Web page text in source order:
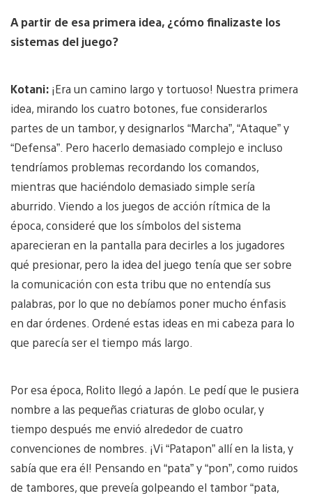
A partir de esa primera idea, ¿cómo finalizaste los
sistemas del juego?
Kotani: ¡Era un camino largo y tortuoso! Nuestra primera
idea, mirando los cuatro botones, fue considerarlos
partes de un tambor, y designarlos “Marcha”, “Ataque” y
“Defensa”. Pero hacerlo demasiado complejo e incluso
tendríamos problemas recordando los comandos,
mientras que haciéndolo demasiado simple sería
aburrido. Viendo a los juegos de acción rítmica de la
época, consideré que los símbolos del sistema
aparecieran en la pantalla para decirles a los jugadores
qué presionar, pero la idea del juego tenía que ser sobre
la comunicación con esta tribu que no entendía sus
palabras, por lo que no debíamos poner mucho énfasis
en dar órdenes. Ordené estas ideas en mi cabeza para lo
que parecía ser el tiempo más largo.
Por esa época, Rolito llegó a Japón. Le pedí que le pusiera
nombre a las pequeñas criaturas de globo ocular, y
tiempo después me envió alrededor de cuatro
convenciones de nombres. ¡Vi “Patapon” allí en la lista, y
sabía que era él! Pensando en “pata” y “pon”, como ruidos
de tambores, que preveía golpeando el tambor “pata,